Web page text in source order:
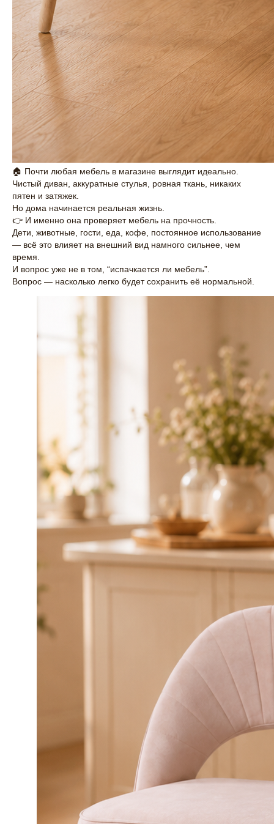
🏠 Почти любая мебель в магазине выглядит идеально.
Чистый диван, аккуратные стулья, ровная ткань, никаких
пятен и затяжек.
Но дома начинается реальная жизнь.
👉 И именно она проверяет мебель на прочность.
Дети, животные, гости, еда, кофе, постоянное использование
— всё это влияет на внешний вид намного сильнее, чем
время.
И вопрос уже не в том, “испачкается ли мебель”.
Вопрос — насколько легко будет сохранить её нормальной.